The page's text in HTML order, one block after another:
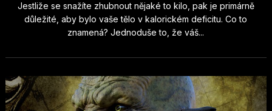
Jestliže se snažíte zhubnout nějaké to kilo, pak je primárně
důležité, aby bylo vaše tělo v kalorickém deficitu. Co to
znamená? Jednoduše to, že váš...